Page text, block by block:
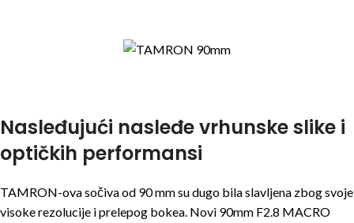
Nasleđujući nasleđe vrhunske slike i
optičkih performansi
TAMRON-ova sočiva od 90 mm su dugo bila slavljena zbog svoje
visoke rezolucije i prelepog bokea. Novi 90mm F2.8 MACRO